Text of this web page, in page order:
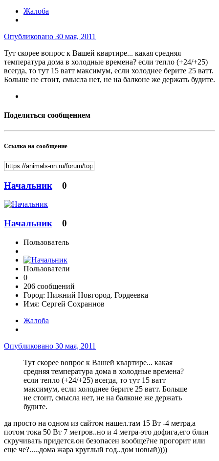
Жалоба
Опубликовано 30 мая, 2011
Тут скорее вопрос к Вашей квартире... какая средняя
температура дома в холодные времена? если тепло (+24/+25)
всегда, то тут 15 ватт максимум, если холоднее берите 25 ватт.
Больше не стоит, смысла нет, не на балконе же держать будите.
Поделиться сообщением
Ссылка на сообщение
Начальник 0
Начальник 0
Пользователь
Пользователи
0
206 сообщений
Город: Нижний Новгород. Гордеевка
Имя: Сергей Сохраннов
Жалоба
Опубликовано 30 мая, 2011
Тут скорее вопрос к Вашей квартире... какая
средняя температура дома в холодные времена?
если тепло (+24/+25) всегда, то тут 15 ватт
максимум, если холоднее берите 25 ватт. Больше
не стоит, смысла нет, не на балконе же держать
будите.
да просто на одном из сайтом нашел.там 15 Вт -4 метра,а
потом тока 50 Вт 7 метров..но и 4 метра-это дофига,его блин
скручивать придется.он безопасен вообще?не прогорит или
еще че?.....дома жара круглый год..дом новый))))